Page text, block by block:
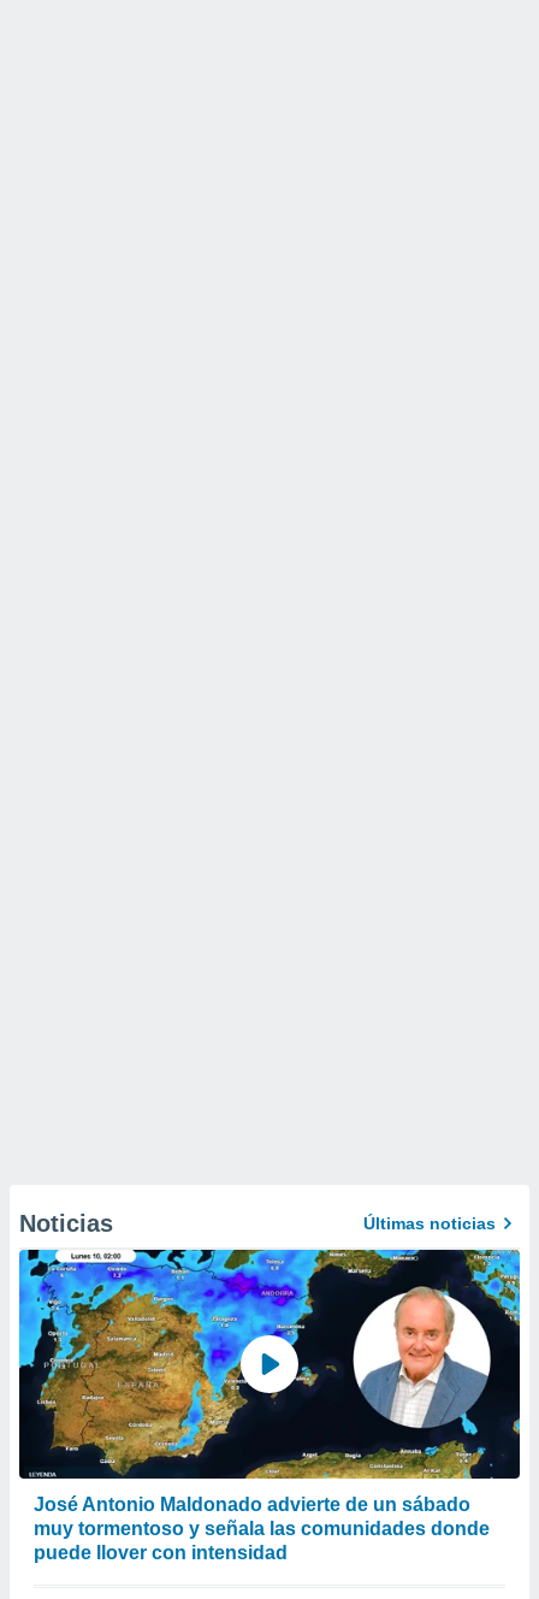
Noticias Últimas noticias
José Antonio Maldonado advierte de un sábado
muy tormentoso y señala las comunidades donde
puede llover con intensidad